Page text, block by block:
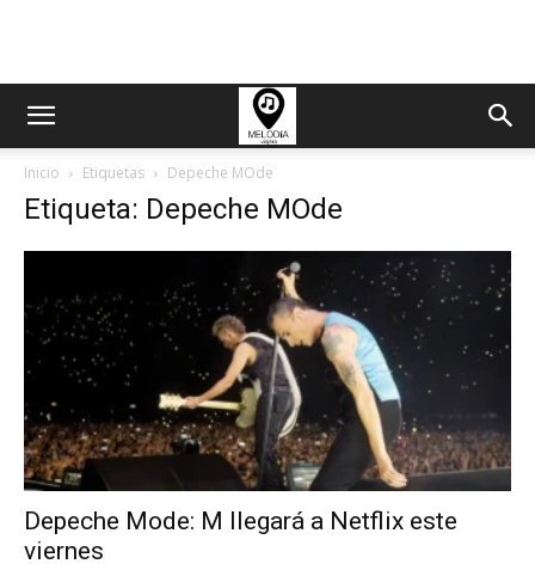
Inicio Etiquetas Depeche MOde
Etiqueta: Depeche MOde
Depeche Mode: M llegará a Netflix este
viernes